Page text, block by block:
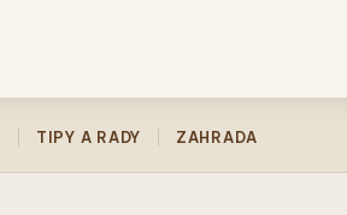
TIPY A RADY ZAHRADA